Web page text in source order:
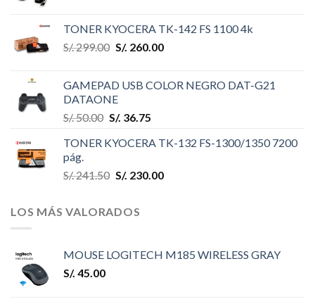
TONER KYOCERA TK-142 FS 1100 4k
S/.299.00 S/. 260.00
GAMEPAD USB COLOR NEGRO DAT-G21
DATAONE
S/.50.00 S/. 36.75
TONER KYOCERA TK-132 FS-1300/1350 7200
pág.
S/.241.50 S/. 230.00
LOS MÁS VALORADOS
MOUSE LOGITECH M185 WIRELESS GRAY
S/. 45.00